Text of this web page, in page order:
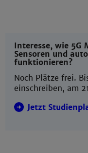
Interesse, wie 5G
Sensoren und
funktionieren?
Noch Plätze frei.
einschreiben, am
Jetzt